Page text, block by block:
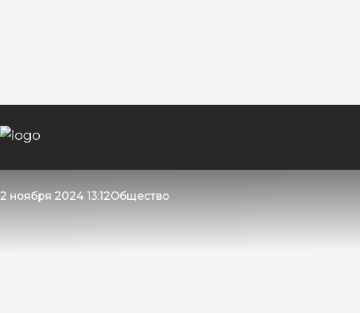
2 ноября 2024 13:12Общество